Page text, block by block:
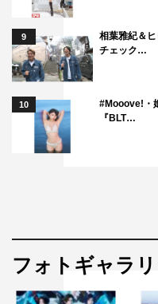
9
相葉雅紀＆
チェック…
10
#Mooove!・
『BLT…
フォトギャラ